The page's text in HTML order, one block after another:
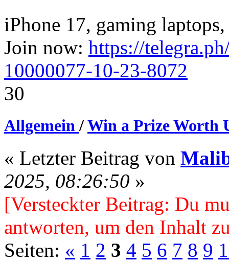
iPhone 17, gaming
Join now: https://
10000077-10-23-8072
30
Allgemein /Win a Prize Worth
« Letzter Beitrag von
2025, 08:26:50 »
[Versteckter Beitrag: Du
antworten, um den Inhalt
Seiten: « 1 2 3 4 5 6 7 8 9